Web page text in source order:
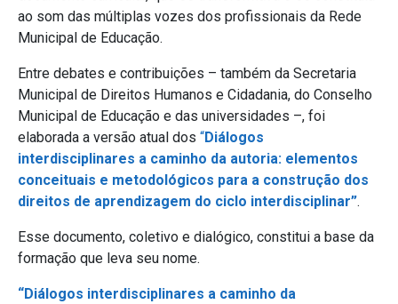
ao som das múltiplas vozes dos profissionais da Rede
Municipal de Educação.
Entre debates e contribuições – também da Secretaria
Municipal de Direitos Humanos e Cidadania, do Conselho
Municipal de Educação e das universidades –, foi
elaborada a versão atual dos “Diálogos
interdisciplinares a caminho da autoria: elementos
conceituais e metodológicos para a construção dos
direitos de aprendizagem do ciclo interdisciplinar”.
Esse documento, coletivo e dialógico, constitui a base da
formação que leva seu nome.
“Diálogos interdisciplinares a caminho da